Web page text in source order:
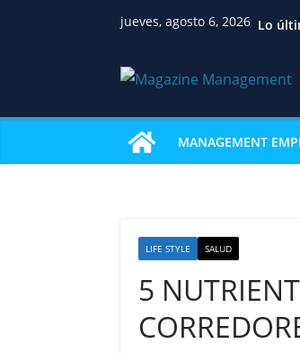
jueves, agosto 6, 2026 Lo
MANAGEMENT
LIFE STYLE SALUD
5